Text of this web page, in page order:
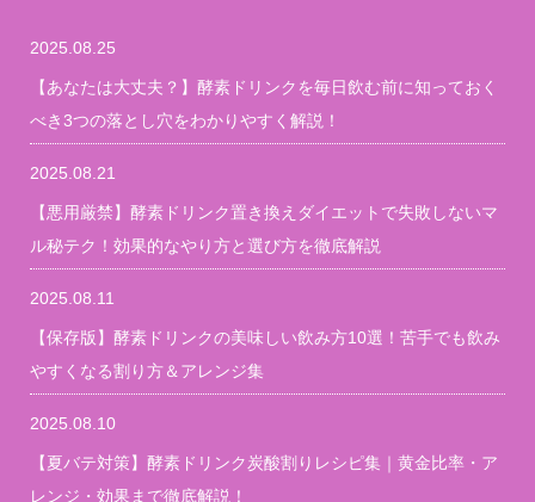
2025.08.25
【あなたは大丈夫？】酵素ドリンクを毎日飲む前に知っておく
べき3つの落とし穴をわかりやすく解説！
2025.08.21
【悪用厳禁】酵素ドリンク置き換えダイエットで失敗しないマ
ル秘テク！効果的なやり方と選び方を徹底解説
2025.08.11
【保存版】酵素ドリンクの美味しい飲み方10選！苦手でも飲み
やすくなる割り方＆アレンジ集
2025.08.10
【夏バテ対策】酵素ドリンク炭酸割りレシピ集｜黄金比率・ア
レンジ・効果まで徹底解説！